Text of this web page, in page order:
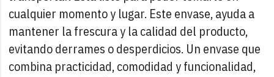
cualquier momento y lugar. Este envase, ayuda a
mantener la frescura y la calidad del producto,
evitando derrames o desperdicios. Un envase que
combina practicidad, comodidad y funcionalidad,